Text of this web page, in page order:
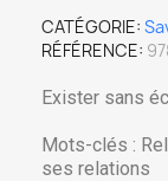
CATÉGORIE
RÉFÉRENCE
Exister sans
Mots-clés :
ses relations